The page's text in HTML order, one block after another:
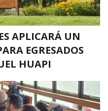
APLICARÁ UN
EGRESADOS
HUAPI